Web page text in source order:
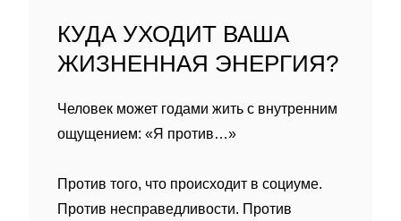
КУДА УХОДИТ ВАША
ЖИЗНЕННАЯ ЭНЕРГИЯ?
Человек может годами жить с внутренним
ощущением: «Я против…»
Против того, что происходит в социуме.
Против несправедливости. Против